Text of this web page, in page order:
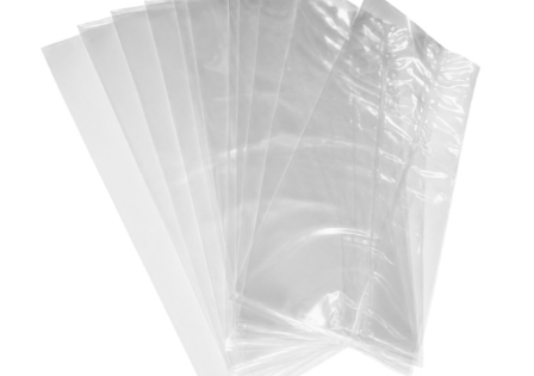
Preces kods:
Izmērs:
100 x 165 mm
Materiāls:
Biezums:
Prece ir pieejama saņemšanai pakomātā.
2,30 €
1 000+ gab.